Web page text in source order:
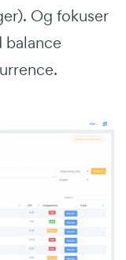
Og fokuser
balance